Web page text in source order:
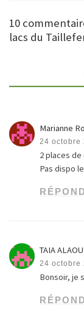
10
lacs du
Marianne
24 octobre
2 places
Pas dispo
TAIA
24 octobre
Bonsoir, je